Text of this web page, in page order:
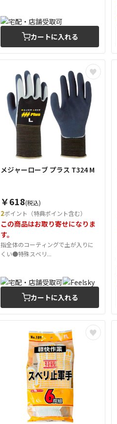
カートに入れる
メジャーローブ プラス T324 M
￥618(税込)
2ポイント（特典ポイント含む）
この商品はお取り寄せになりま
す。
指全体のコーティングで土が入りに
くい●特殊スベリ...
カートに入れる